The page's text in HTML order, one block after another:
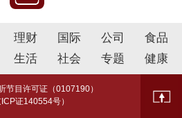
理财 国际 公司
食品
生活 社会 专题 健康
节目许可证（0107190）
ICP证140554号）